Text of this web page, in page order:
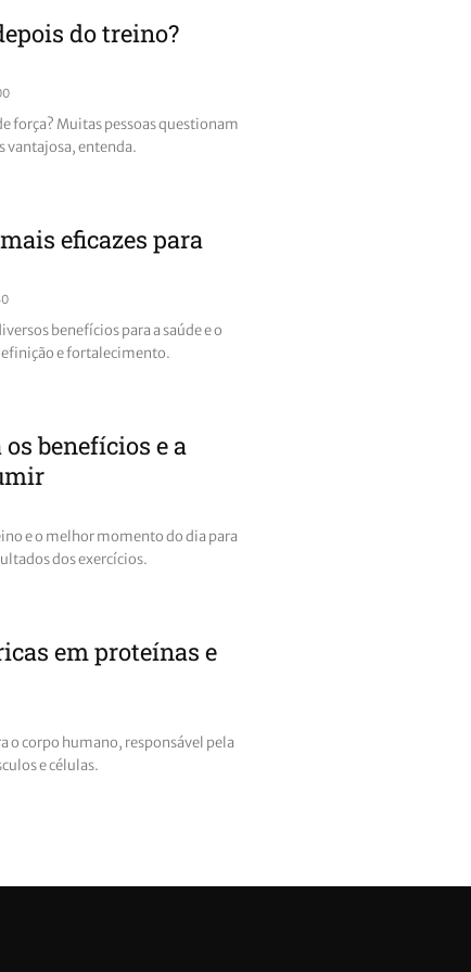
do treino?
força? Muitas pessoas questionam
vantajosa, entenda.
eficazes para
benefícios para a saúde e o
e fortalecimento.
benefícios e a
e o melhor momento do dia para
dos exercícios.
em proteínas e
o corpo humano, responsável pela
e células.